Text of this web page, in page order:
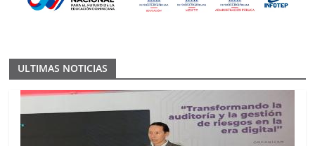
ULTIMAS NOTICIAS